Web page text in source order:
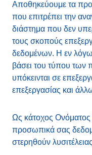
Αποθηκεύουμε τα
που επιτρέπει την
διάστημα που δεν
τους σκοπούς
δεδομένων. Η εν λόγω
βάσει του τύπου
υπόκεινται σε
επεξεργασίας και
Ως κάτοχος Ονόματος
προσωπικά σας
στερηθούν